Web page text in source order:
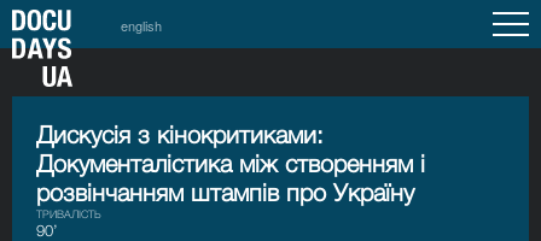
english
Дискусія з кінокритиками:
Документалістика між створенням і
розвінчанням штампів про Україну
ТРИВАЛІСТЬ
90’